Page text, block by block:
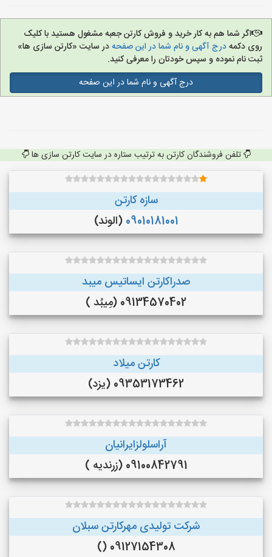
اگر شما هم به کار خرید و فروش کارتن جعبه مشغول هستید با کلیک
روی دکمهدرج آگهی و نام شما در این صفحهدر سایت «کارتن سازی ها»
ثبت نام نموده و سپس خودتان را معرفی کنید.
درج آگهی و نام شما در این صفحه
تلفن فروشندگان کارتن به ترتیب ستاره در سایت کارتن سازی ها
سازه کارتن
09010181001 (الوند)
صدراکارتن ایساتیس میبد
09134570402 (مِیبُد )
کارتن میلاد
09353173462 (یزد)
آراسلولزایرانیان
09100842791 (زرندیه )
شرکت تولیدی مهرکارتن سبلان
09127154308 ()